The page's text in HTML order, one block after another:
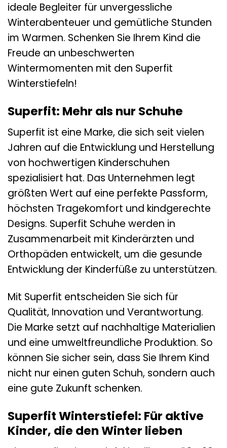
ideale Begleiter für unvergessliche
Winterabenteuer und gemütliche Stunden
im Warmen. Schenken Sie Ihrem Kind die
Freude an unbeschwerten
Wintermomenten mit den Superfit
Winterstiefeln!
Superfit: Mehr als nur Schuhe
Superfit ist eine Marke, die sich seit vielen
Jahren auf die Entwicklung und Herstellung
von hochwertigen Kinderschuhen
spezialisiert hat. Das Unternehmen legt
größten Wert auf eine perfekte Passform,
höchsten Tragekomfort und kindgerechte
Designs. Superfit Schuhe werden in
Zusammenarbeit mit Kinderärzten und
Orthopäden entwickelt, um die gesunde
Entwicklung der Kinderfüße zu unterstützen.
Mit Superfit entscheiden Sie sich für
Qualität, Innovation und Verantwortung.
Die Marke setzt auf nachhaltige Materialien
und eine umweltfreundliche Produktion. So
können Sie sicher sein, dass Sie Ihrem Kind
nicht nur einen guten Schuh, sondern auch
eine gute Zukunft schenken.
Superfit Winterstiefel: Für aktive
Kinder, die den Winter lieben